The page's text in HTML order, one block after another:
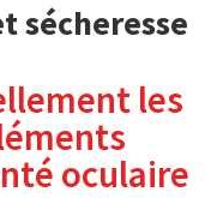
sécheresse
les
oculaire